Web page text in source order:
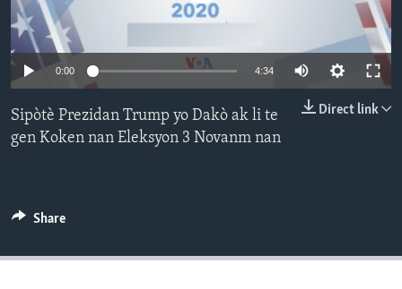
Languages
0:00 4:34
Direct link
Sipòtè Prezidan Trump yo Dakò ak li te
gen Koken nan Eleksyon 3 Novanm nan
Share